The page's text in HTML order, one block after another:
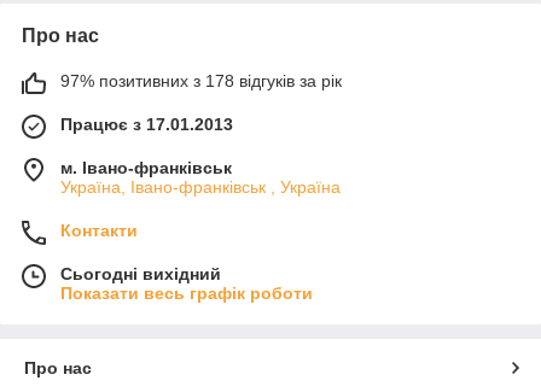
Про нас
97% позитивних з 178 відгуків за рік
Працює з 17.01.2013
м. Івано-франківськ
Україна, Івано-франківськ , Україна
Контакти
Сьогодні вихідний
Показати весь графік роботи
Про нас